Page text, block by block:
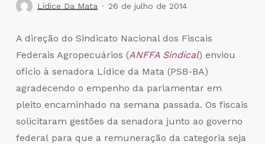
Lídice Da Mata 26 de julho de 2014
A direção do Sindicato Nacional dos Fiscais
Federais Agropecuários (ANFFA Sindical) enviou
ofício à senadora Lídice da Mata (PSB-BA)
agradecendo o empenho da parlamentar em
pleito encaminhado na semana passada. Os fiscais
solicitaram gestões da senadora junto ao governo
federal para que a remuneração da categoria seja